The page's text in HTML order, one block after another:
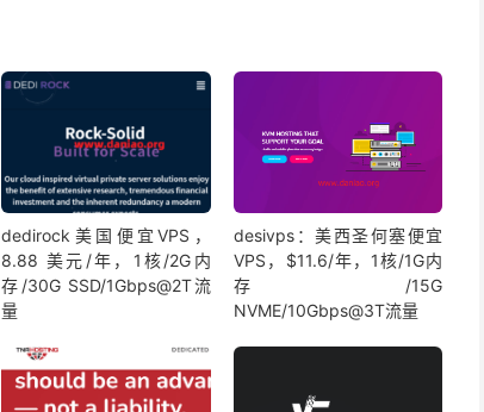
dedirock美国便宜VPS，
8.88 美元/年，1核/2G内
存/30G SSD/1Gbps@2T流
量
desivps：美西圣何塞便宜
VPS，$11.6/年，1核/1G内
存/15G
NVME/10Gbps@3T流量